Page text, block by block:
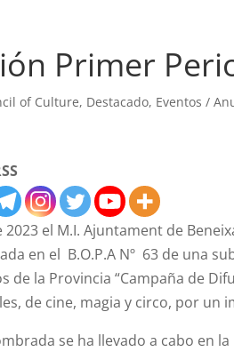
Primer
of Culture, Destacado, Eventos /
2023 el M.I. Ajuntament de
en el B.O.P.A Nº 63 de una
de la Provincia “Campaña de
de cine, magia y circo, por un
se ha llevado a cabo en la